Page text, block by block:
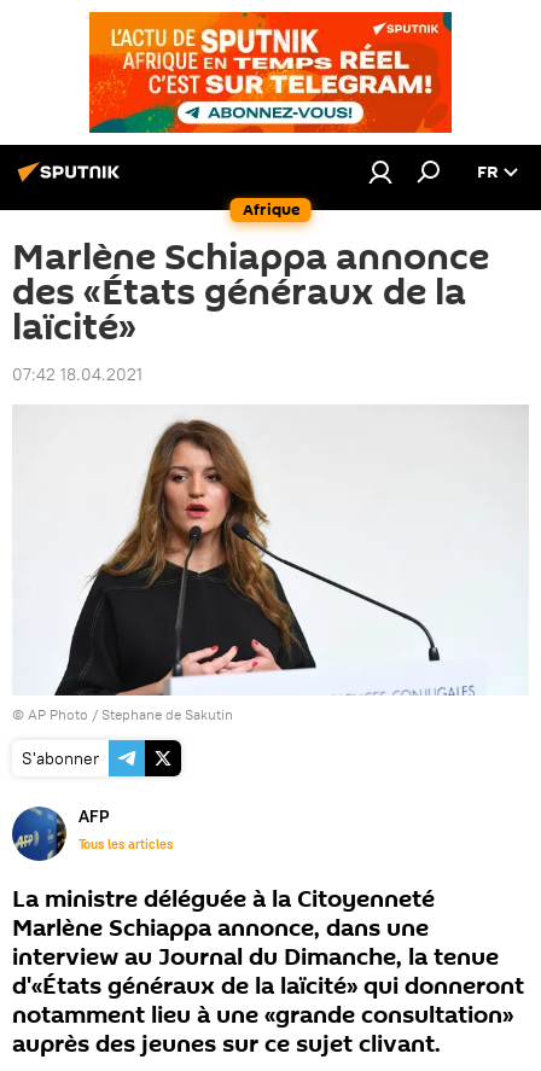
Afrique
FR
Marlène Schiappa annonce
des «États généraux de la
laïcité»
07:42 18.04.2021
© AP Photo / Stephane de Sakutin
S'abonner
AFP
Tous les articles
La ministre déléguée à la Citoyenneté
Marlène Schiappa annonce, dans une
interview au Journal du Dimanche, la tenue
d'«États généraux de la laïcité» qui donneront
notamment lieu à une «grande consultation»
auprès des jeunes sur ce sujet clivant.